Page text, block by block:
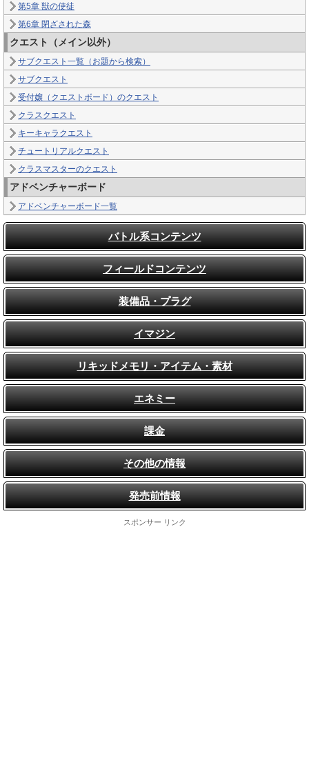
第5章 獣の使徒
第6章 閉ざされた森
クエスト（メイン以外）
サブクエスト一覧（お題から検索）
サブクエスト
受付嬢（クエストボード）のクエスト
クラスクエスト
キーキャラクエスト
チュートリアルクエスト
クラスマスターのクエスト
アドベンチャーボード
アドベンチャーボード一覧
バトル系コンテンツ
フィールドコンテンツ
装備品・プラグ
イマジン
リキッドメモリ・アイテム・素材
エネミー
課金
その他の情報
発売前情報
スポンサー リンク